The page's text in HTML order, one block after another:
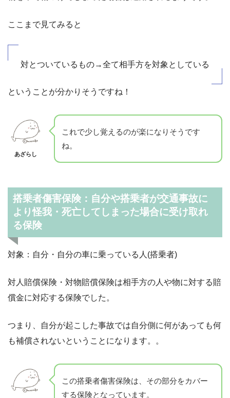
ここまで見てみると
対とついているもの→全て相手方を対象としている
ということが分かりそうですね！
あざらし
これで少し覚えるのが楽になりそうです
ね。
搭乗者傷害保険：自分や搭乗者が交通事故に
より怪我・死亡してしまった場合に受け取れ
る保険
対象：自分・自分の車に乗っている人(搭乗者)
対人賠償保険・対物賠償保険は相手方の人や物に対する賠
償金に対応する保険でした。
つまり、自分が起こした事故では自分側に何があっても何
も補償されないということになります。。
この搭乗者傷害保険は、その部分をカバー
する保険となっています。